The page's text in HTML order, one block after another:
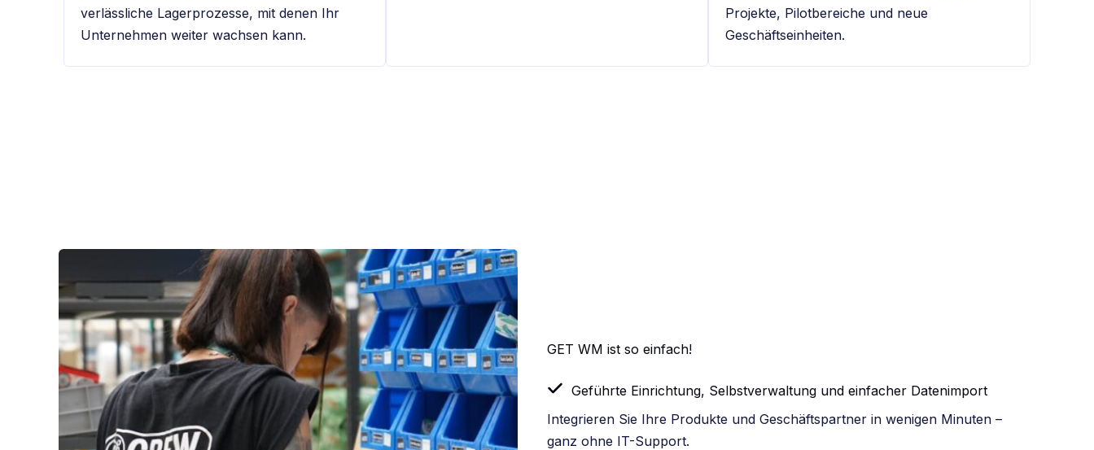
verlässliche Lagerprozesse, mit denen Ihr
Unternehmen weiter wachsen kann.
Projekte, Pilotbereiche und neue
Geschäftseinheiten.
GET WM ist so einfach!
Geführte Einrichtung, Selbstverwaltung und einfacher Datenimport
Integrieren Sie Ihre Produkte und Geschäftspartner in wenigen Minuten –
ganz ohne IT-Support.